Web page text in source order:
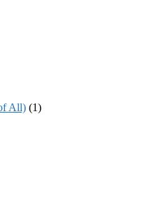
All) (1)